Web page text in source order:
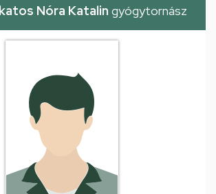
Nóra Katalin gyógytornász